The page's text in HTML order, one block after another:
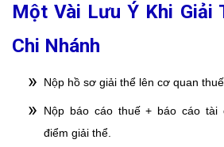
Một Vài Lưu Ý Khi Giải
Chi Nhánh
Nộp hồ sơ giải thể lên cơ quan
Nộp báo cáo thuế + báo cáo tài
điểm giải thể.